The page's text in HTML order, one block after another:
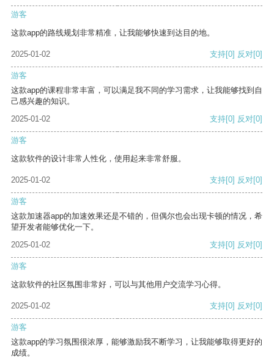
游客
这款app的路线规划非常精准，让我能够快速到达目的地。
2025-01-02 支持[0] 反对[0]
游客
这款app的课程非常丰富，可以满足我不同的学习需求，让我能够找到自
己感兴趣的知识。
2025-01-02
支持[0] 反对[0]
游客
这款软件的设计非常人性化，使用起来非常舒服。
2025-01-02 支持[0] 反对[0]
游客
这款加速器app的加速效果还是不错的，但偶尔也会出现卡顿的情况，希
望开发者能够优化一下。
2025-01-02
支持[0] 反对[0]
游客
这款软件的社区氛围非常好，可以与其他用户交流学习心得。
2025-01-02 支持[0] 反对[0]
游客
这款app的学习氛围很浓厚，能够激励我不断学习，让我能够取得更好的
成绩。